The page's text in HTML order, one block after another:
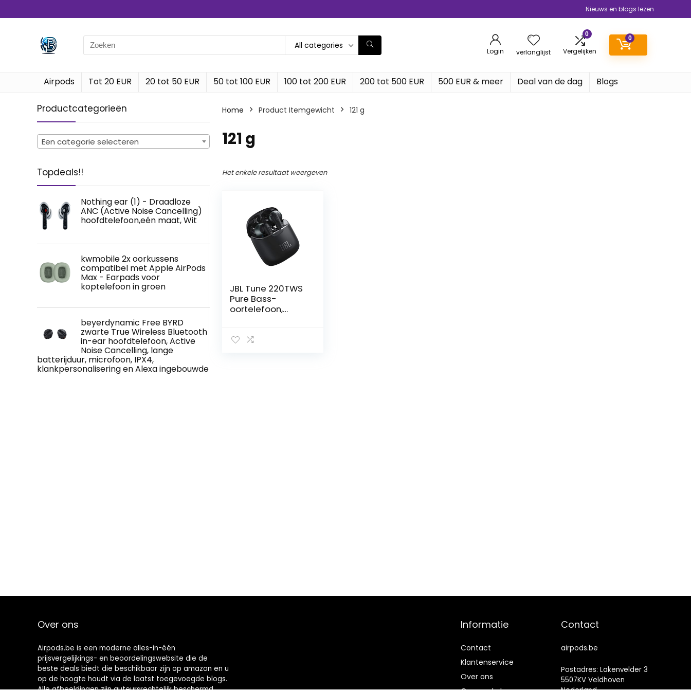
Nieuws en blogs lezen
Search
for:
All categories
Login verlanglijst
0
Vergelijken
0
Airpods Tot 20 EUR 20 tot 50 EUR 50 tot 100 EUR 100 tot 200 EUR 200 tot 500 EUR 500 EUR & meer Deal van de dag Blogs
Productcategorieën
Een categorie selecteren
Topdeals!!
Nothing ear (1) - Draadloze
ANC (Active Noise Cancelling)
hoofdtelefoon,eén maat, Wit
kwmobile 2x oorkussens
compatibel met Apple AirPods
Max - Earpads voor
koptelefoon in groen
beyerdynamic Free BYRD
zwarte True Wireless Bluetooth
in-ear hoofdtelefoon, Active
Noise Cancelling, lange
batterijduur, microfoon, IPX4,
klankpersonalisering en Alexa ingebouwde
Home Product Itemgewicht ‎121 g
‎121 g
Het enkele resultaat weergeven
JBL Tune 220TWS
Pure Bass-
oortelefoon,
batterijduur met
Over ons
Airpods.be is een moderne alles-in-één
prijsvergelijkings- en beoordelingswebsite die de
beste deals biedt die beschikbaar zijn op amazon en u
op de hoogte houdt via de laatst toegevoegde blogs.
Alle afbeeldingen zijn auteursrechtelijk beschermd
Informatie
Contact
Klantenservice
Over ons
Contact
airpods.be
Postadres: Lakenvelder 3
5507KV Veldhoven